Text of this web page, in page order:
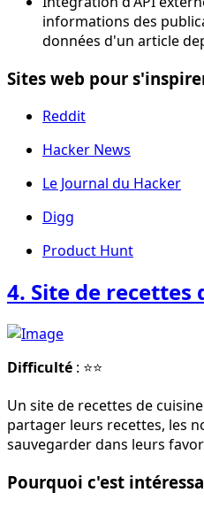
informations des
données d'un article
Sites web pour
Reddit
Hacker News
Le Journal du Hacker
Digg
Product Hunt
4. Site de recettes
Difficulté : ⭐⭐
Un site de recettes de
partager leurs recettes, les
sauvegarder dans leurs
Pourquoi c'est